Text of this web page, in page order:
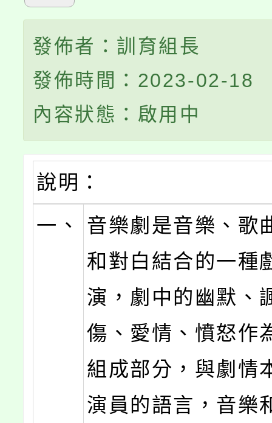
發佈者：訓育組長
發佈時間：2023-02-18
內容狀態：啟用中
說明：
一、
音樂劇是音樂、歌
和對白結合的一種
演，劇中的幽默、
傷、愛情、憤怒作
組成部分，與劇情
演員的語言，音樂